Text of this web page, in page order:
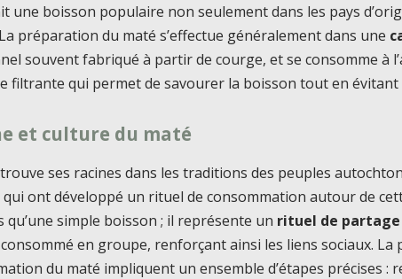
une boisson populaire non seulement dans les pays
préparation du maté s’effectue généralement dans une
souvent fabriqué à partir de courge, et se consomme à
filtrante qui permet de savourer la boisson tout en évitant
et culture du maté
ses racines dans les traditions des peuples
qui ont développé un rituel de consommation autour de
qu’une simple boisson ; il représente un rituel de partage
en groupe, renforçant ainsi les liens sociaux. La
du maté impliquent un ensemble d’étapes précises :